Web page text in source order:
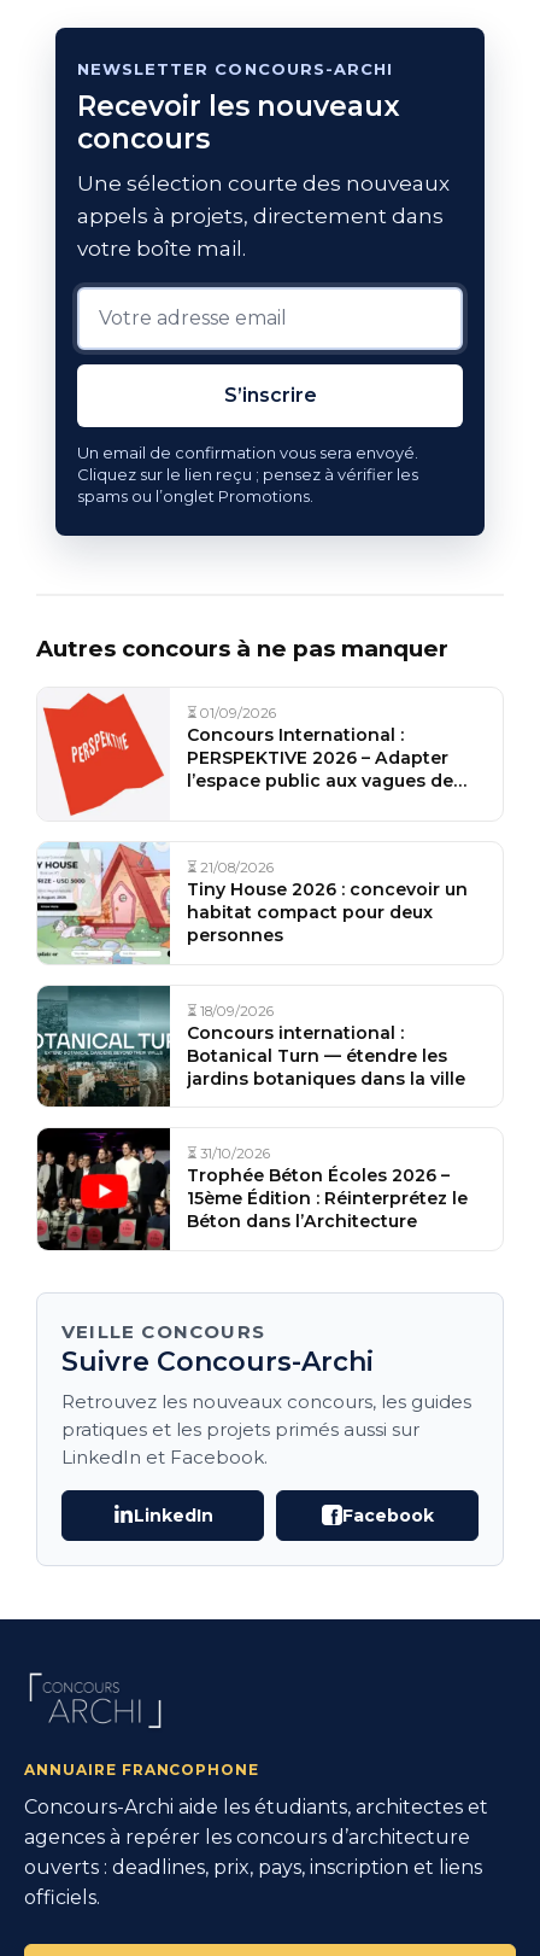
NEWSLETTER CONCOURS-ARCHI
Recevoir les nouveaux
concours
Une sélection courte des nouveaux
appels à projets, directement dans
votre boîte mail.
S’inscrire
Un email de confirmation vous sera envoyé.
Cliquez sur le lien reçu ; pensez à vérifier les
spams ou l’onglet Promotions.
Autres concours à ne pas manquer
⏳ 01/09/2026
Concours International :
PERSPEKTIVE 2026 – Adapter
l’espace public aux vagues de
⏳ 21/08/2026
Tiny House 2026 : concevoir un
habitat compact pour deux
personnes
⏳ 18/09/2026
Concours international :
Botanical Turn — étendre les
jardins botaniques dans la ville
⏳ 31/10/2026
Trophée Béton Écoles 2026 –
15ème Édition : Réinterprétez le
Béton dans l’Architecture
VEILLE CONCOURS
Suivre Concours-Archi
Retrouvez les nouveaux concours, les guides
pratiques et les projets primés aussi sur
LinkedIn et Facebook.
LinkedIn Facebook
ANNUAIRE FRANCOPHONE
Concours-Archi aide les étudiants, architectes et
agences à repérer les concours d’architecture
ouverts : deadlines, prix, pays, inscription et liens
officiels.